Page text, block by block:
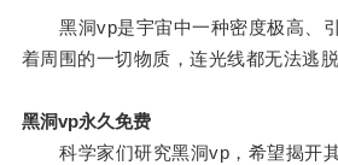
黑洞vp是宇宙中一种密度极高、引
着周围的一切物质，连光线都无法逃脱
黑洞vp永久免费
科学家们研究黑洞vp，希望揭开